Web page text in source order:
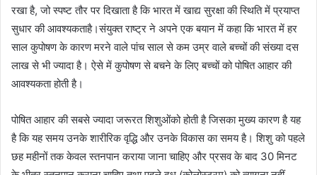
रखा है, जो स्पष्ट तौर पर दिखाता है कि भारत में खाद्य सुरक्षा की स्थिति में प्रयाप्त
सुधार की आवश्यकताहै।संयुक्त राष्ट्र ने अपने एक बयान में कहा कि भारत में हर
साल कुपोषण के कारण मरने वाले पांच साल से कम उम्र वाले बच्चों की संख्या दस
लाख से भी ज्यादा है। ऐसे में कुपोषण से बचने के लिए बच्चों को पोषित आहार की
आवश्यकता होती है।
पोषित आहार की सबसे ज्यादा जरूरत शिशुओंको होती है जिसका मुख्य कारण है यह
है कि यह समय उनके शारीरिक वृद्धि और उनके विकास का समय है। शिशु को पहले
छह महीनों तक केवल स्तनपान कराया जाना चाहिए और प्रसव के बाद 30 मिनट